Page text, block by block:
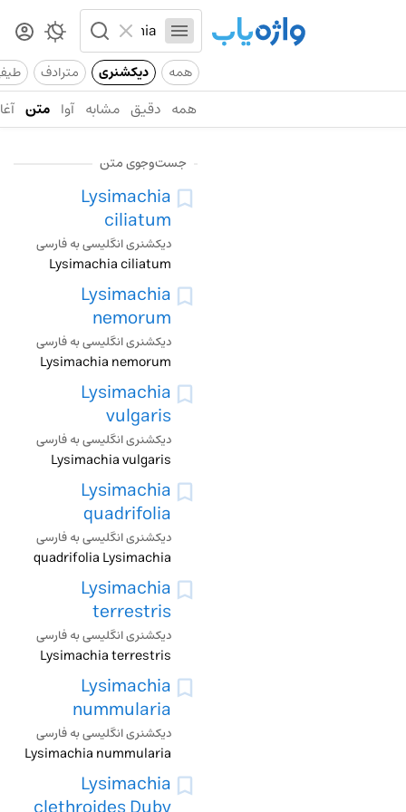
همه دیکشنری مترادف
همه دقیق مشابه آوا متن
جست‌وجوی متن
Lysimachia
ciliatum
دیکشنری انگلیسی به فارسی
Lysimachia ciliatum
Lysimachia
nemorum
دیکشنری انگلیسی به فارسی
Lysimachia nemorum
Lysimachia
vulgaris
دیکشنری انگلیسی به فارسی
Lysimachia vulgaris
Lysimachia
quadrifolia
دیکشنری انگلیسی به فارسی
quadrifolia Lysimachia
Lysimachia
terrestris
دیکشنری انگلیسی به فارسی
Lysimachia terrestris
Lysimachia
nummularia
دیکشنری انگلیسی به فارسی
Lysimachia nummularia
Lysimachia